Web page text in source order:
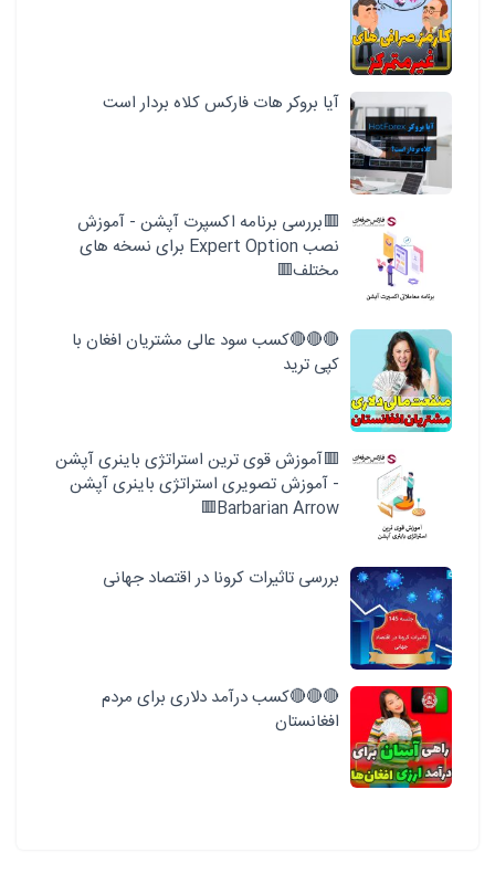
آیا بروکر هات فارکس کلاه بردار است
🟥بررسی برنامه اکسپرت آپشن - آموزش
نصب Expert Option برای نسخه های
مختلف🟥
🔴🔴🔴کسب سود عالی مشتریان افغان با
کپی ترید
🟥آموزش قوی ترین استراتژی باینری آپشن
- آموزش تصویری استراتژی باینری آپشن
Barbarian Arrow🟥
بررسی تاثیرات کرونا در اقتصاد جهانی
🔴🔴🔴کسب درآمد دلاری برای مردم
افغانستان